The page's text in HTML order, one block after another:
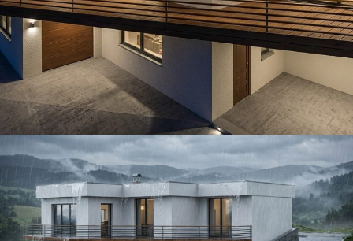
Projekt územného rozhodnutia
ARCHITECTURE